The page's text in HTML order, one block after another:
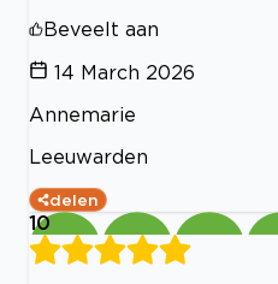
Beveelt aan
14 March 2026
Annemarie
Leeuwarden
delen
10